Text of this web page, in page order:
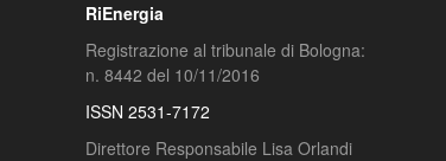
RiEnergia
Registrazione al tribunale di Bologna:
n. 8442 del 10/11/2016
ISSN 2531-7172
Direttore Responsabile Lisa Orlandi